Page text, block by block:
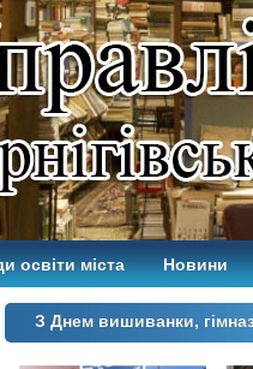
освіти міста Новини
З Днем вишиванки,